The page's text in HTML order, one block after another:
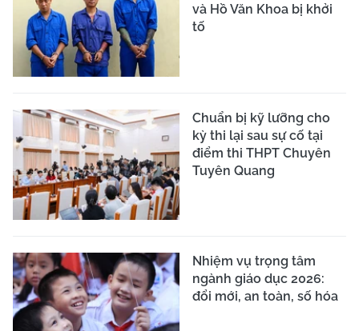
và Hồ Văn Khoa bị khởi
tố
Chuẩn bị kỹ lưỡng cho
kỳ thi lại sau sự cố tại
điểm thi THPT Chuyên
Tuyên Quang
Nhiệm vụ trọng tâm
ngành giáo dục 2026:
đổi mới, an toàn, số hóa